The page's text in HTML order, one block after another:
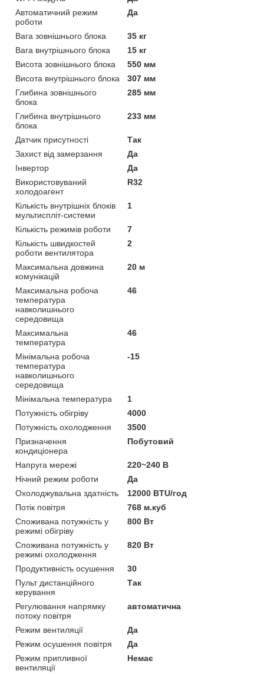
Автоматичний режим
роботи
Да
Вага зовнішнього блока
35 кг
Вага внутрішнього блока
15 кг
Висота зовнішнього блока
550 мм
Висота внутрішнього блока
307 мм
Глибина зовнішнього
блока
285 мм
Глибина внутрішнього
блока
233 мм
Датчик присутності
Так
Захист від замерзання
Да
Інвертор
Да
Використовуваний
холодоагент
R32
Кількість внутрішніх блоків
мультиспліт-системи
1
Кількість режимів роботи
7
Кількість швидкостей
роботи вентилятора
2
Максимальна довжина
комунікацій
20 м
Максимальна робоча
температура
навколишнього
середовища
46
Максимальна
температура
46
Мінімальна робоча
температура
навколишнього
середовища
-15
Мінімальна температура
1
Потужність обігріву
4000
Потужність охолодження
3500
Призначення
кондиціонера
Побутовий
Напруга мережі
220~240 В
Нічний режим роботи
Да
Охолоджувальна здатність
12000 BTU/год
Потік повітря
768 м.куб
Споживана потужність у
режимі обігріву
800 Вт
Споживана потужність у
режимі охолодження
820 Вт
Продуктивність осушення
30
Пульт дистанційного
керування
Так
Регулювання напрямку
потоку повітря
автоматична
Режим вентиляції
Да
Режим осушення повітря
Да
Режим припливної
вентиляції
Немає